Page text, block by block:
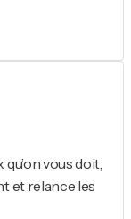
vous doit,
et relance les